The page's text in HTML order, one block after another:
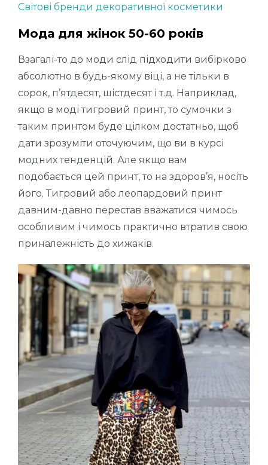
Світові бренди декоративної косметики
Мода для жінок 50-60 років
Взагалі-то до моди слід підходити вибірково
абсолютно в будь-якому віці, а не тільки в
сорок, п’ятдесят, шістдесят і т.д. Наприклад,
якщо в моді тигровий принт, то сумочки з
таким принтом буде цілком достатньо, щоб
дати зрозуміти оточуючим, що ви в курсі
модних тенденцій. Але якщо вам
подобається цей принт, то на здоров’я, носіть
його. Тигровий або леопардовий принт
давним-давно перестав вважатися чимось
особливим і чимось практично втратив свою
приналежність до хижаків.